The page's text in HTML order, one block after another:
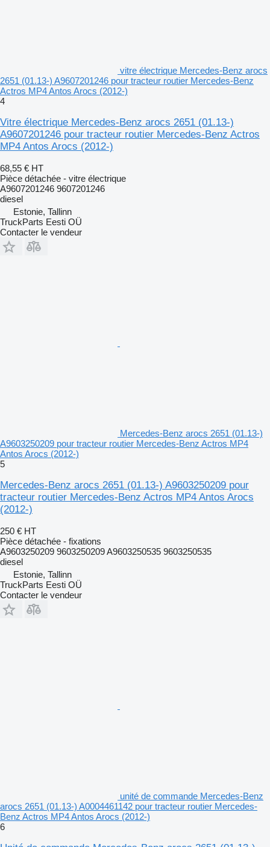
vitre électrique Mercedes-Benz arocs
2651 (01.13-) A9607201246 pour tracteur routier Mercedes-Benz
Actros MP4 Antos Arocs (2012-)
4
Vitre électrique Mercedes-Benz arocs 2651 (01.13-)
A9607201246 pour tracteur routier Mercedes-Benz Actros
MP4 Antos Arocs (2012-)
68,55 € HT
Pièce détachée - vitre électrique
A9607201246 9607201246
diesel
Estonie, Tallinn
TruckParts Eesti OÜ
Contacter le vendeur
Mercedes-Benz arocs 2651 (01.13-)
A9603250209 pour tracteur routier Mercedes-Benz Actros MP4
Antos Arocs (2012-)
5
Mercedes-Benz arocs 2651 (01.13-) A9603250209 pour
tracteur routier Mercedes-Benz Actros MP4 Antos Arocs
(2012-)
250 € HT
Pièce détachée - fixations
A9603250209 9603250209 A9603250535 9603250535
diesel
Estonie, Tallinn
TruckParts Eesti OÜ
Contacter le vendeur
unité de commande Mercedes-Benz
arocs 2651 (01.13-) A0004461142 pour tracteur routier Mercedes-
Benz Actros MP4 Antos Arocs (2012-)
6